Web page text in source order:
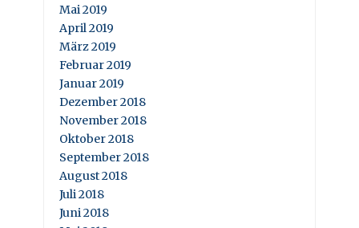
Mai 2019
April 2019
März 2019
Februar 2019
Januar 2019
Dezember 2018
November 2018
Oktober 2018
September 2018
August 2018
Juli 2018
Juni 2018